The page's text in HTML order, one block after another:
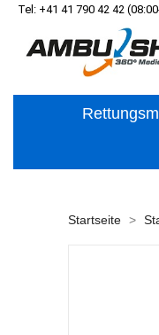
Tel: +41 41 790 42 42
Startseite